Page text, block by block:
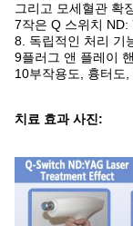
그리고 모세혈관 확
7작은 Q 스위치 ND:
8. 독립적인 처리 기
9플러그 앤 플레이
10부작용도, 흉터도,
치료 효과 사진: